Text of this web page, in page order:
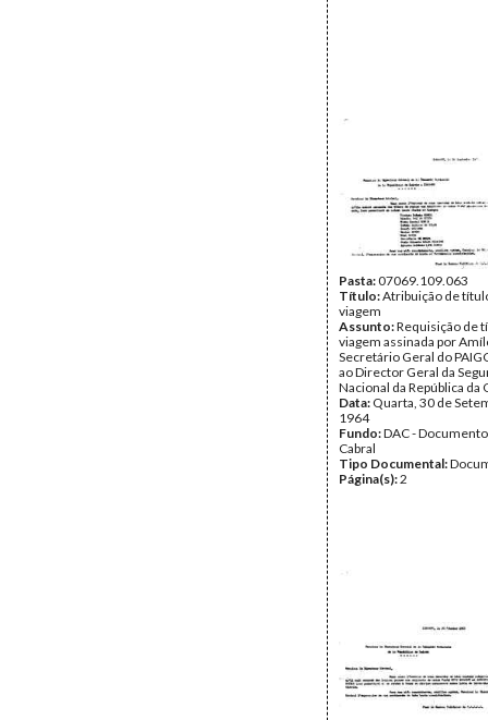
Pasta:07069.109.063
Título:Atribuição de
viagem
Assunto:Requisição de
viagem assinada por
Secretário Geral do
ao Director Geral da
Nacional da República da
Data: Quarta, 30 de
1964
Fundo:DAC -
Cabral
Tipo Documental:
Página(s):2